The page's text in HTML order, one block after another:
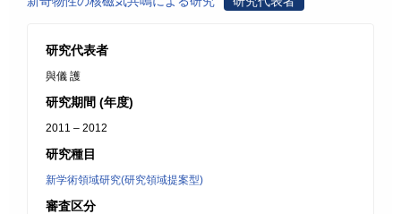
研究代表者
與儀 護
研究期間 (年度)
2011 – 2012
研究種目
新学術領域研究(研究領域提案型)
審査区分